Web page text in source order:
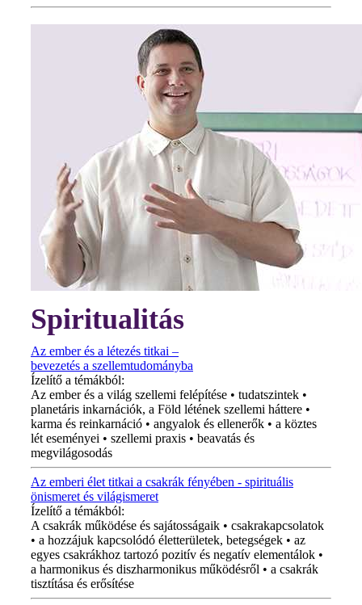
Spiritualitás
Az ember és a létezés titkai –
bevezetés a szellemtudományba
Ízelítő a témákból:
Az ember és a világ szellemi felépítése • tudatszintek •
planetáris inkarnációk, a Föld létének szellemi háttere •
karma és reinkarnáció • angyalok és ellenerők • a köztes
lét eseményei • szellemi praxis • beavatás és
megvilágosodás
Az emberi élet titkai a csakrák fényében - spirituális
önismeret és világismeret
Ízelítő a témákból:
A csakrák működése és sajátosságaik • csakrakapcsolatok
• a hozzájuk kapcsolódó életterületek, betegségek • az
egyes csakrákhoz tartozó pozitív és negatív elementálok •
a harmonikus és diszharmonikus működésről • a csakrák
tisztítása és erősítése